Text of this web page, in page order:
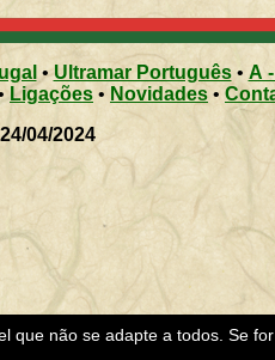
•Ultramar Português• A
Ligações • Novidades •
04/2024
que não se adapte a todos. Se